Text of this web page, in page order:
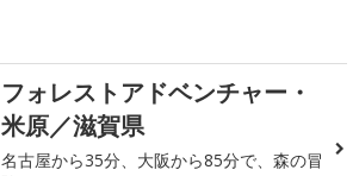
フォレストアドベンチャー・
米原／滋賀県
名古屋から35分、大阪から85分で、森の冒